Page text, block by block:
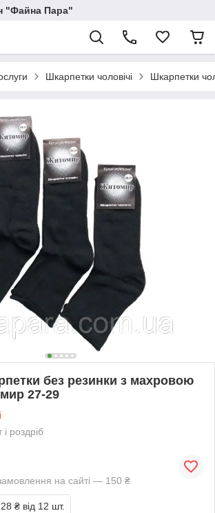
"Файна Пара"
Шкарпетки чоловічі Шкарпетки
без резинки з махровою
27-29
роздріб
на сайті — 150 ₴
28 ₴ від 12 шт.